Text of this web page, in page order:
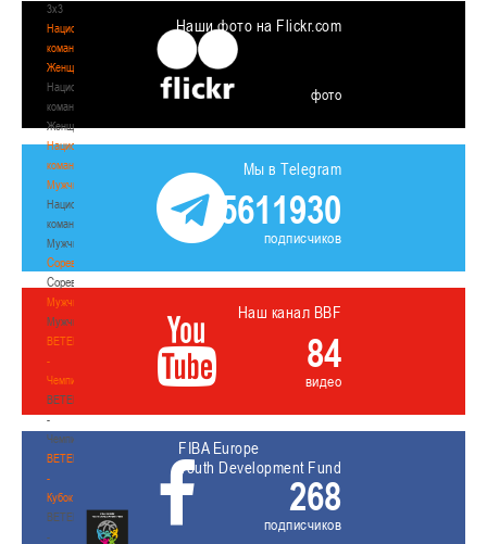
3х3
Национальная
команда.
Женщины
Национальная
команда.
Женщины
Национальная
команда.
Мужчины
Национальная
команда.
Мужчины
Соревнования
Соревнования
Мужчины
Мужчины
BETERA
-
Чемпионат
BETERA
-
Чемпионат
BETERA
-
Кубок
BETERA
-
Наши фото на Flickr.com
фото
Мы в Telegram
5611930
подписчиков
Наш канал BBF
84
видео
FIBA Europe
Youth Development Fund
268
подписчиков